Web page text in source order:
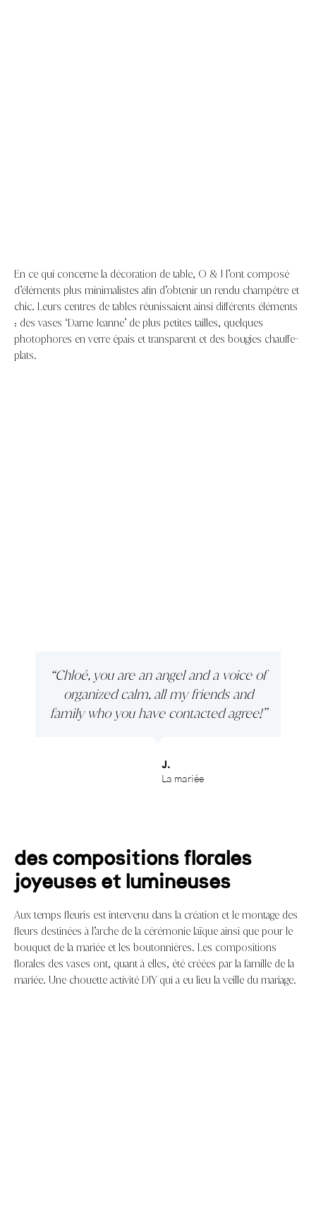
En ce qui concerne la décoration de table, O & J l’ont composé
d’éléments plus minimalistes afin d’obtenir un rendu champêtre et
chic. Leurs centres de tables réunissaient ainsi différents éléments
: des vases ‘Dame Jeanne’ de plus petites tailles, quelques
photophores en verre épais et transparent et des bougies chauffe-
plats.
“Chloé, you are an angel and a voice of
organized calm, all my friends and
family who you have contacted agree!”
J.
La mariée
des compositions florales
joyeuses et lumineuses
Aux temps fleuris est intervenu dans la création et le montage des
fleurs destinées à l’arche de la cérémonie laïque ainsi que pour le
bouquet de la mariée et les boutonnières. Les compositions
florales des vases ont, quant à elles, été créées par la famille de la
mariée. Une chouette activité DIY qui a eu lieu la veille du mariage.